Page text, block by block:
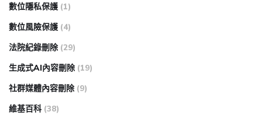
數位隱私保護 (1)
數位風險保護 (4)
法院紀錄刪除 (29)
生成式AI內容刪除 (19)
社群媒體內容刪除 (9)
維基百科 (38)